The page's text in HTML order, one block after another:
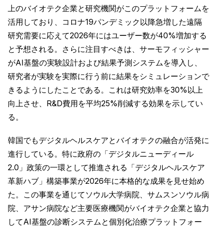
上のバイオテク企業と研究機関がこのプラットフォームを
活用しており、コロナ19パンデミック以降急増した遠隔
研究需要に応えて2026年にはユーザー数が40%増加する
と予想される。さらに注目すべきは、サーモフィッシャー
がAI基盤の実験設計および結果予測システムを導入し、
研究者が実験を実際に行う前に結果をシミュレーションで
きるようにしたことである。これは研究効率を30%以上
向上させ、R&D費用を平均25%削減する効果を示してい
る。
韓国でもデジタルヘルスケアとバイオテクの融合が活発に
進行している。特に政府の「デジタルニューディール
2.0」政策の一環として推進される「デジタルヘルスケア
革新ハブ」構築事業が2026年に本格的な成果を見せ始め
た。この事業を通じてソウル大学病院、サムスンソウル病
院、アサン病院など主要医療機関がバイオテク企業と協力
してAI基盤の診断システムと個別化治療プラットフォー